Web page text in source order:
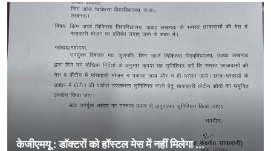
केजीएमयू : डॉक्टरों को हॉस्टल मेस में नहीं मिलेगा ...